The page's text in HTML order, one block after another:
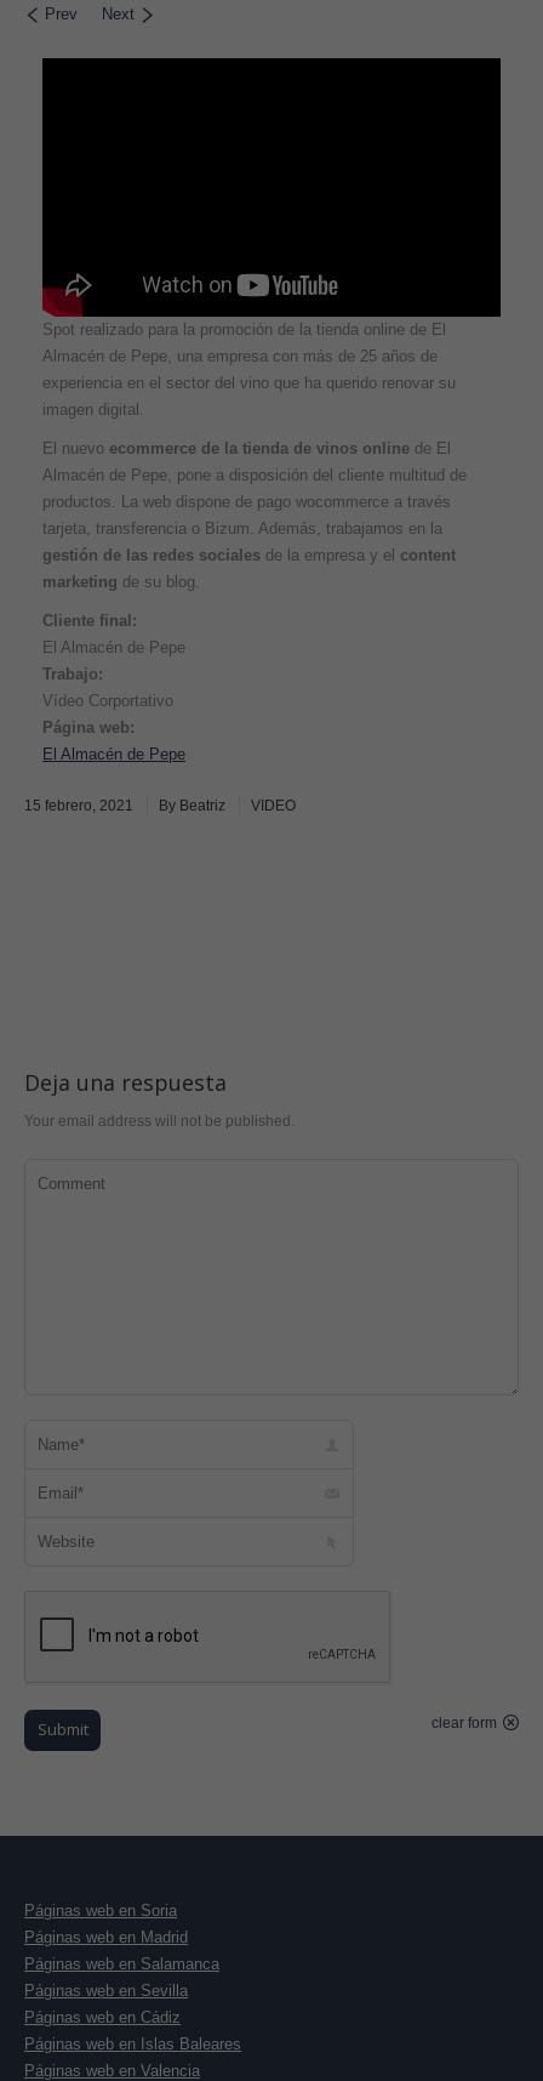
Prev Next
Spot realizado para la promoción de la tienda online de El
Almacén de Pepe, una empresa con más de 25 años de
experiencia en el sector del vino que ha querido renovar su
imagen digital.
El nuevo ecommerce de la tienda de vinos online de El
Almacén de Pepe, pone a disposición del cliente multitud de
productos. La web dispone de pago wocommerce a través
tarjeta, transferencia o Bizum. Además, trabajamos en la
gestión de las redes sociales de la empresa y el content
marketing de su blog.
Cliente final:
El Almacén de Pepe
Trabajo:
Vídeo Corportativo
Página web:
El Almacén de Pepe
15 febrero, 2021 By Beatriz VIDEO
Deja una respuesta
Your email address will not be published.
clear form
Submit
Páginas web en Soria
Páginas web en Madrid
Páginas web en Salamanca
Páginas web en Sevilla
Páginas web en Cádiz
Páginas web en Islas Baleares
Páginas web en Valencia